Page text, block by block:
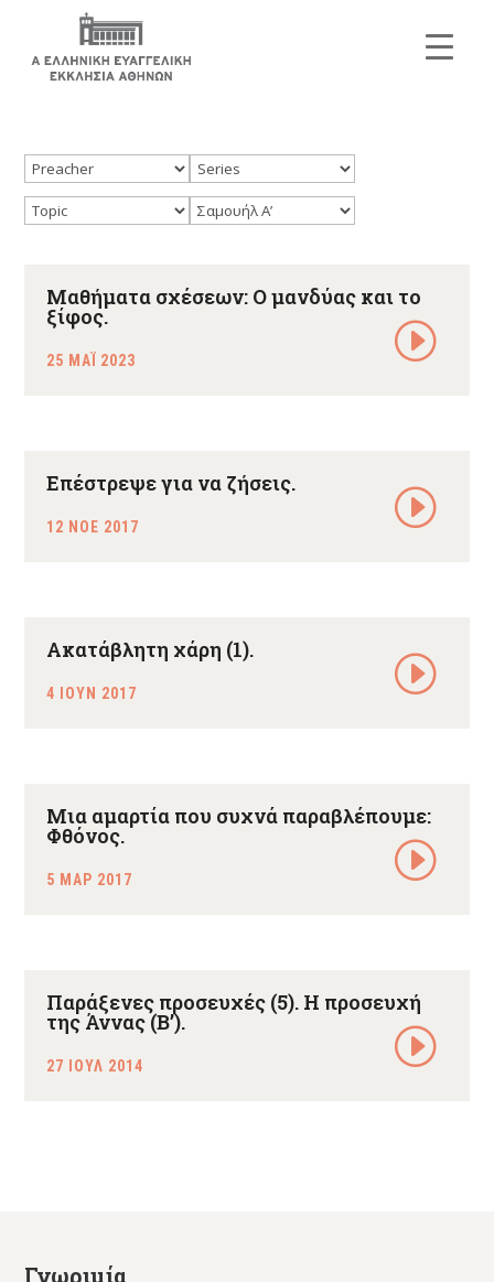
Μαθήματα σχέσεων: O μανδύας και το
ξίφος.
25 ΜΑΪ 2023
Επέστρεψε για να ζήσεις.
12 ΝΟΕ 2017
Ακατάβλητη χάρη (1).
4 ΙΟΥΝ 2017
Μια αμαρτία που συχνά παραβλέπουμε:
Φθόνος.
5 ΜΑΡ 2017
Παράξενες προσευχές (5). Η προσευχή
της Άννας (Β’).
27 ΙΟΥΛ 2014
Γνωριμία